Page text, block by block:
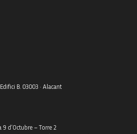
B. 03003 · Alacant
d’Octubre – Torre 2